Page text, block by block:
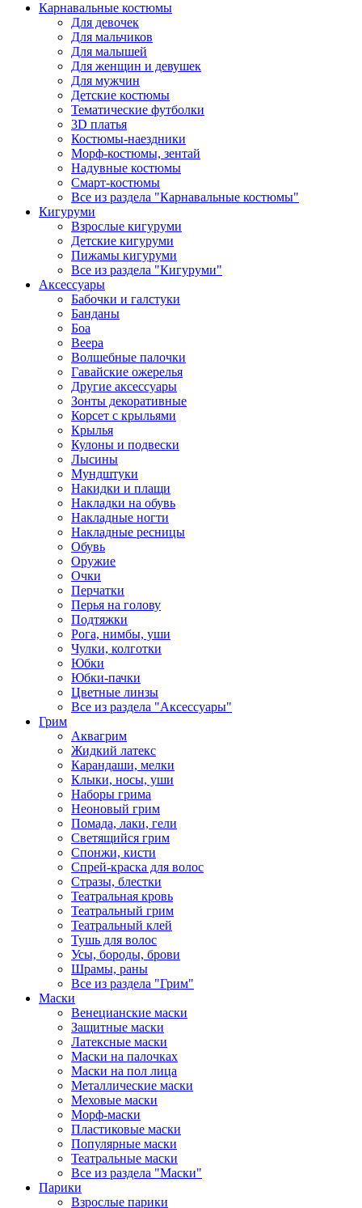
Карнавальные костюмы
Для девочек
Для мальчиков
Для малышей
Для женщин и девушек
Для мужчин
Детские костюмы
Тематические футболки
3D платья
Костюмы-наездники
Морф-костюмы, зентай
Надувные костюмы
Смарт-костюмы
Все из раздела "Карнавальные костюмы"
Кигуруми
Взрослые кигуруми
Детские кигуруми
Пижамы кигуруми
Все из раздела "Кигуруми"
Аксессуары
Бабочки и галстуки
Банданы
Боа
Веера
Волшебные палочки
Гавайские ожерелья
Другие аксессуары
Зонты декоративные
Корсет с крыльями
Крылья
Кулоны и подвески
Лысины
Мундштуки
Накидки и плащи
Накладки на обувь
Накладные ногти
Накладные ресницы
Обувь
Оружие
Очки
Перчатки
Перья на голову
Подтяжки
Рога, нимбы, уши
Чулки, колготки
Юбки
Юбки-пачки
Цветные линзы
Все из раздела "Аксессуары"
Грим
Аквагрим
Жидкий латекс
Карандаши, мелки
Клыки, носы, уши
Наборы грима
Неоновый грим
Помада, лаки, гели
Светящийся грим
Спонжи, кисти
Спрей-краска для волос
Стразы, блестки
Театральная кровь
Театральный грим
Театральный клей
Тушь для волос
Усы, бороды, брови
Шрамы, раны
Все из раздела "Грим"
Маски
Венецианские маски
Защитные маски
Латексные маски
Маски на палочках
Маски на пол лица
Металлические маски
Меховые маски
Морф-маски
Пластиковые маски
Популярные маски
Театральные маски
Все из раздела "Маски"
Парики
Взрослые парики